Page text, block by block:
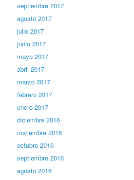
septiembre 2017
agosto 2017
julio 2017
junio 2017
mayo 2017
abril 2017
marzo 2017
febrero 2017
enero 2017
diciembre 2016
noviembre 2016
octubre 2016
septiembre 2016
agosto 2016